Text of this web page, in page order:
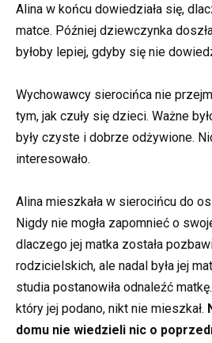
Alina w końcu dowiedziała się,
matce. Później dziewczynka
byłoby lepiej, gdyby się nie
Wychowawcy sierocińca nie
tym, jak czuły się dzieci. Ważne
były czyste i dobrze odżywione.
interesowało.
Alina mieszkała w sierocińcu do
Nigdy nie mogła zapomnieć o
dlaczego jej matka została
rodzicielskich, ale nadal była jej
studia postanowiła odnaleźć
który jej podano, nikt nie mieszkał.
domu nie wiedzieli nic o